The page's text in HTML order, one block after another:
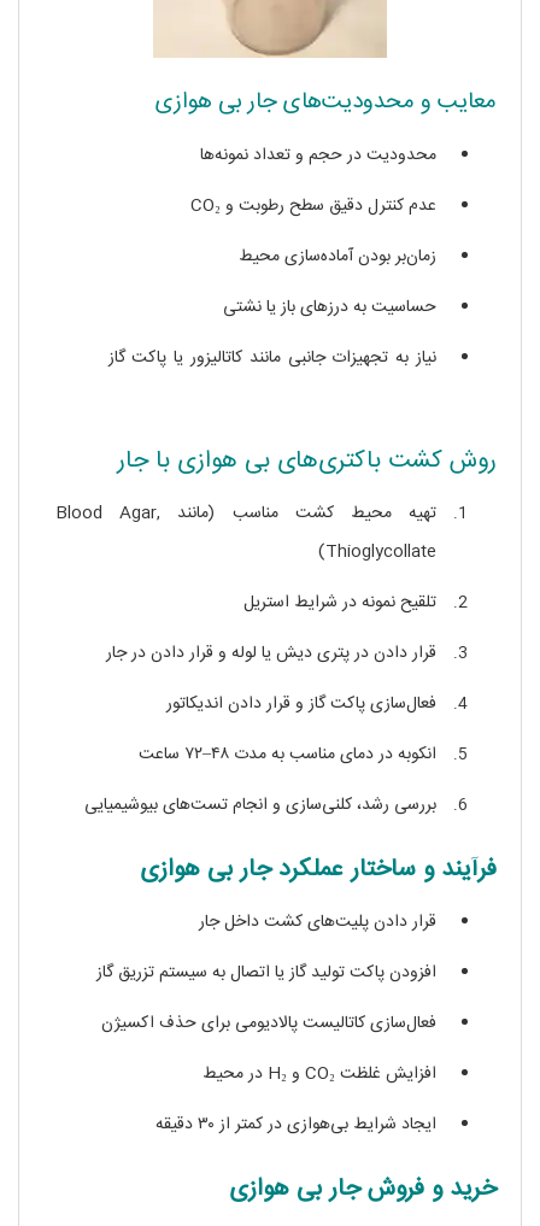
معایب و محدودیت‌های جار بی‌ هوازی
محدودیت در حجم و تعداد نمونه‌ها
عدم کنترل دقیق سطح رطوبت و CO₂
زمان‌بر بودن آماده‌سازی محیط
حساسیت به درزهای باز یا نشتی
نیاز به تجهیزات جانبی مانند کاتالیزور یا پاکت گاز
روش کشت باکتری‌های بی‌ هوازی با جار
تهیه محیط کشت مناسب (مانند Blood Agar,
Thioglycollate)
تلقیح نمونه در شرایط استریل
قرار دادن در پتری دیش یا لوله و قرار دادن در جار
فعال‌سازی پاکت گاز و قرار دادن اندیکاتور
انکوبه در دمای مناسب به مدت ۴۸–۷۲ ساعت
بررسی رشد، کلنی‌سازی و انجام تست‌های بیوشیمیایی
فرآیند و ساختار عملکرد جار بی‌ هوازی
قرار دادن پلیت‌های کشت داخل جار
افزودن پاکت تولید گاز یا اتصال به سیستم تزریق گاز
فعال‌سازی کاتالیست پالادیومی برای حذف اکسیژن
افزایش غلظت CO₂ و H₂ در محیط
ایجاد شرایط بی‌هوازی در کمتر از ۳۰ دقیقه
خرید و فروش جار بی‌ هوازی